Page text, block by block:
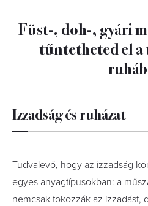
Füst-, doh-, gyári
tűntetheted el
Izzadság és ruházat
Tudvalevő, hogy az izzadság
egyes anyagtípusokban: a
nemcsak fokozzák az izzadást,